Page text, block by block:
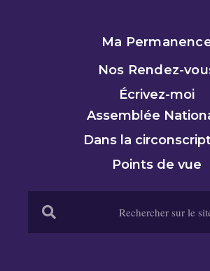
Ma
Nos Rendez-
Écrivez-moi
Assemblée
Dans la
Points de vue